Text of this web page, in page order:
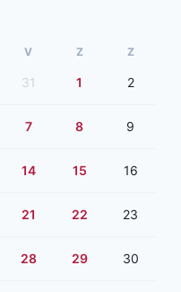
V Z Z
31 1 2
7 8 9
14 15 16
21 22 23
28 29 30